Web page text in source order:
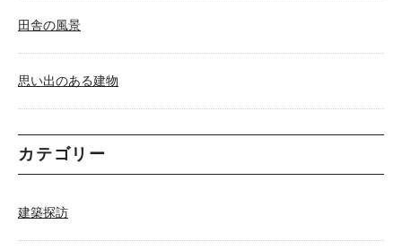
田舎の風景
思い出のある建物
カテゴリー
建築探訪